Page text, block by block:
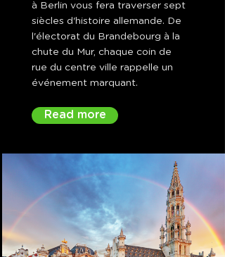
à Berlin vous fera traverser sept
siècles d'histoire allemande. De
l'électorat du Brandebourg à la
chute du Mur, chaque coin de
rue du centre ville rappelle un
événement marquant.
Read more